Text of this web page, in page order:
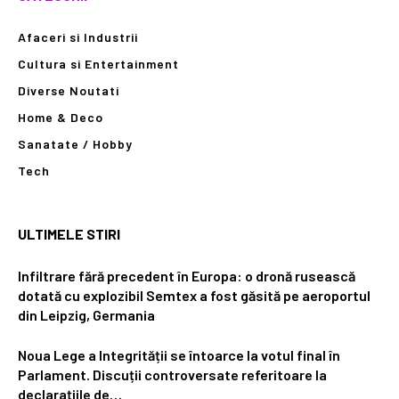
Afaceri si Industrii
Cultura si Entertainment
Diverse Noutati
Home & Deco
Sanatate / Hobby
Tech
ULTIMELE STIRI
Infiltrare fără precedent în Europa: o dronă rusească
dotată cu explozibil Semtex a fost găsită pe aeroportul
din Leipzig, Germania
Noua Lege a Integrității se întoarce la votul final în
Parlament. Discuții controversate referitoare la
declarațiile de…